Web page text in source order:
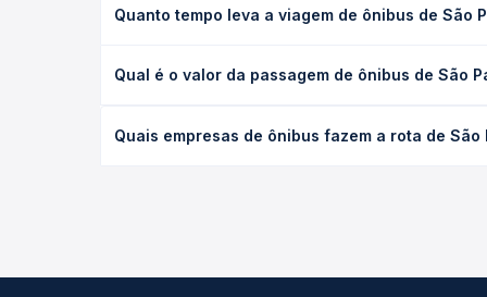
Quanto tempo leva a viagem de ônibus de São
executivo ou leito) e as condições de tráfego. Na
Qual é o valor da passagem de ônibus de São
poltrona e a antecedência da compra. Na Quero
Quais empresas de ônibus fazem a rota de São